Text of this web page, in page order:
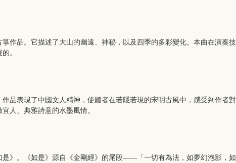
作品。它描述了大山的幽遠、神秘，以及四季的多彩變化。本曲在演奏
。
品表現了中國文人精神，使聽者在若隱若現的宋明古風中，感受到作者
人、典雅詩意的水墨風情。
》。《如是》源自《金剛經》的尾段——「一切有為法，如夢幻泡影，